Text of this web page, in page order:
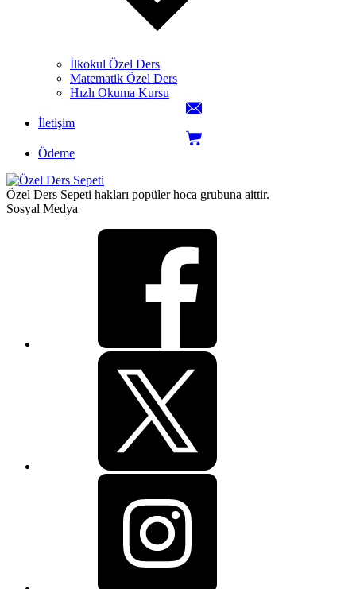
İlkokul Özel Ders
Matematik Özel Ders
Hızlı Okuma Kursu
İletişim
Ödeme
Özel Ders Sepeti hakları popüler hoca grubuna aittir.
Sosyal Medya